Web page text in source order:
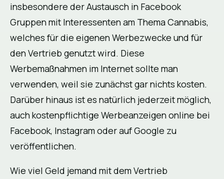
insbesondere der Austausch in Facebook
Gruppen mit Interessenten am Thema Cannabis,
welches für die eigenen Werbezwecke und für
den Vertrieb genutzt wird. Diese
Werbemaßnahmen im Internet sollte man
verwenden, weil sie zunächst gar nichts kosten.
Darüber hinaus ist es natürlich jederzeit möglich,
auch kostenpflichtige Werbeanzeigen online bei
Facebook, Instagram oder auf Google zu
veröffentlichen.
Wie viel Geld jemand mit dem Vertrieb